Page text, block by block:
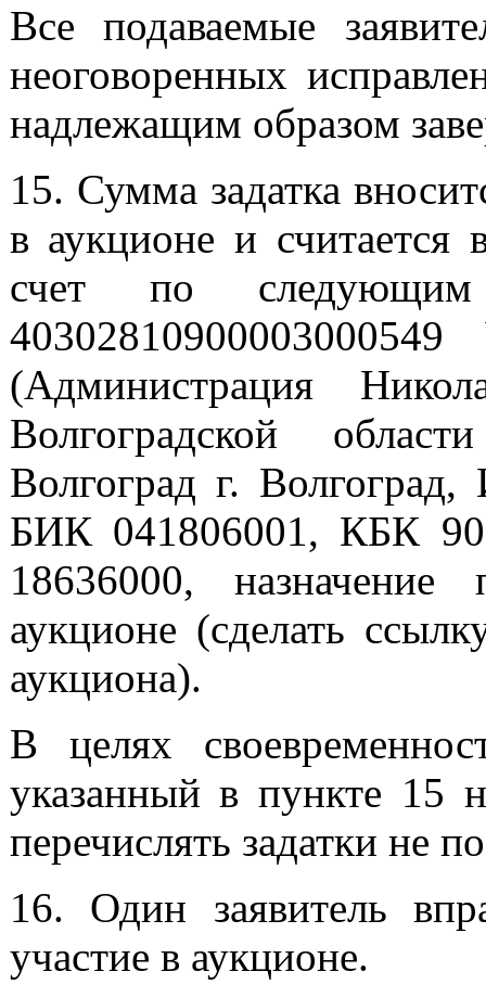
Все подаваемые
неоговоренных
надлежащим образом
15. Сумма задатка
в аукционе и считается
счет по следующим
(Администрация
Волгоградской
Волгоград г.
БИК 041806001, КБК
18636000,
аукционе (сделать
аукциона).
В целях
указанный в пункте 15
перечислять задатки не
16. Один заявитель
участие в аукционе.